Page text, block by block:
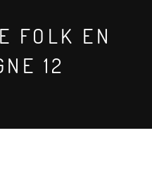
FOLK EN
12